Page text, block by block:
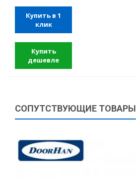
Купить в 1
клик
Купить
дешевле
СОПУТСТВУЮЩИЕ ТОВАРЫ